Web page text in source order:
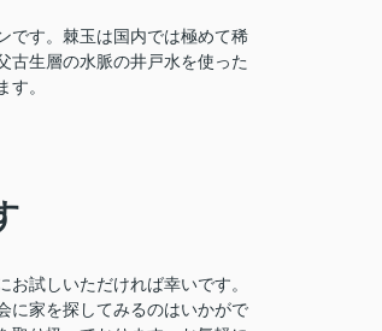
です。棘玉は国内では極めて稀
古生層の水脈の井戸水を使った
。
試しいただければ幸いです。
に家を探してみるのはいかがで